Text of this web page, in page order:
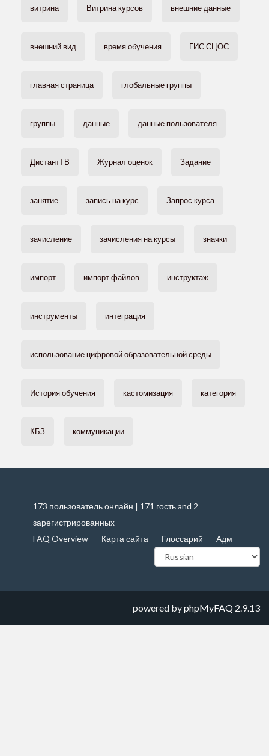
витрина Витрина курсов внешние данные
внешний вид время обучения ГИС СЦОС
главная страница глобальные группы
группы данные данные пользователя
ДистантТВ Журнал оценок Задание
занятие запись на курс Запрос курса
зачисление зачисления на курсы значки
импорт импорт файлов инструктаж
инструменты интеграция
использование цифровой образовательной среды
История обучения кастомизация категория
КБЗ коммуникации
173 пользователь онлайн | 171 гость and 2
зарегистрированных
FAQ Overview
Карта сайта Глоссарий Адм
powered byphpMyFAQ 2.9.13